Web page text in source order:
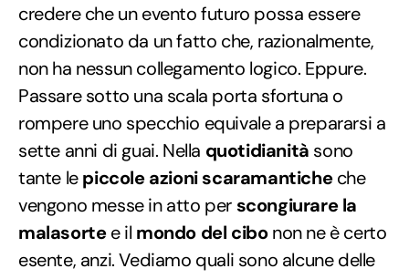
credere che un evento futuro possa essere
condizionato da un fatto che, razionalmente,
non ha nessun collegamento logico. Eppure.
Passare sotto una scala porta sfortuna o
rompere uno specchio equivale a prepararsi a
sette anni di guai. Nella quotidianità sono
tante lepiccole azioni scaramanticheche
vengono messe in atto per scongiurare la
malasortee il mondo del cibonon ne è certo
esente, anzi. Vediamo quali sono alcune delle